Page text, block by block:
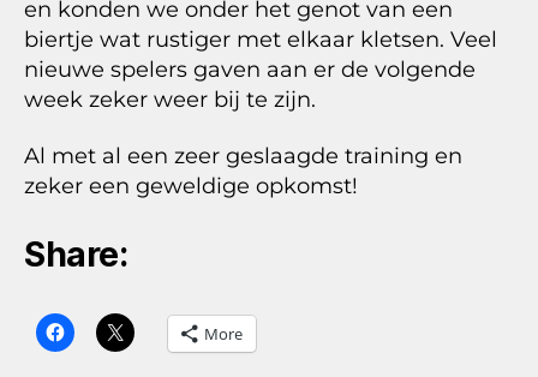
en konden we onder het genot van een
biertje wat rustiger met elkaar kletsen. Veel
nieuwe spelers gaven aan er de volgende
week zeker weer bij te zijn.
Al met al een zeer geslaagde training en
zeker een geweldige opkomst!
Share:
More